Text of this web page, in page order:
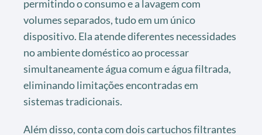
permitindo o consumo e a lavagem com
volumes separados, tudo em um único
dispositivo. Ela atende diferentes necessidades
no ambiente doméstico ao processar
simultaneamente água comum e água filtrada,
eliminando limitações encontradas em
sistemas tradicionais.
Além disso, conta com dois cartuchos filtrantes